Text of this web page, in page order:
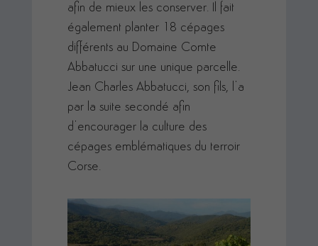
afin de mieux les conserver. Il fait
également planter 18 cépages
différents au Domaine Comte
Abbatucci sur une unique parcelle.
Jean Charles Abbatucci, son fils, l’a
par la suite secondé afin
d’encourager la culture des
cépages emblématiques du terroir
Corse.